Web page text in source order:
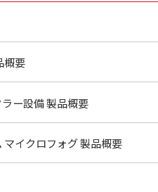
概要
ー設備 製品概要
イクロフォグ 製品概要